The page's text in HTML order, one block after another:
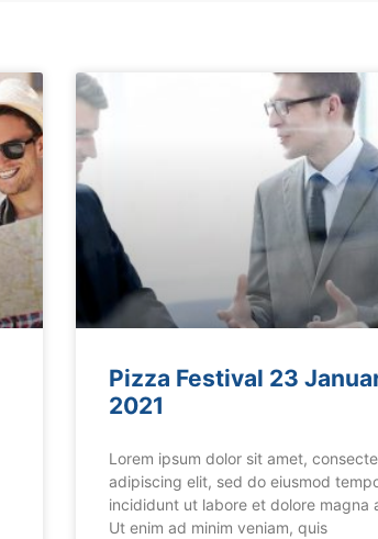
Pizza Festival 23
2021
Lorem ipsum dolor sit amet,
adipiscing elit, sed do eiusmod
incididunt ut labore et dolore magna
Ut enim ad minim veniam, quis